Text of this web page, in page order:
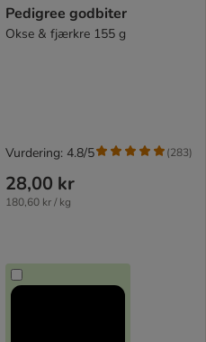
Pedigree godbiter
Okse & fjærkre 155 g
28,00 kr
180,60 kr / kg
Vurdering: 4.8/5 (283)